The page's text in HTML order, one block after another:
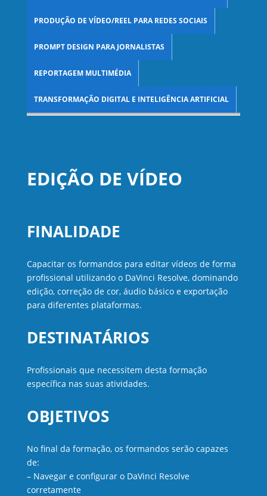
PRODUÇÃO DE VÍDEO/REEL PARA REDES SOCIAIS
PROMPT DESIGN PARA JORNALISTAS
REPORTAGEM MULTIMÉDIA
TRANSFORMAÇÃO DIGITAL E INTELIGÊNCIA ARTIFICIAL
EDIÇÃO DE VÍDEO
FINALIDADE
Capacitar os formandos para editar vídeos de forma
profissional utilizando o DaVinci Resolve, dominando
edição, correção de cor, áudio básico e exportação
para diferentes plataformas.
DESTINATÁRIOS
Profissionais que necessitem desta formação
específica nas suas atividades.
OBJETIVOS
No final da formação, os formandos serão capazes
de:
– Navegar e configurar o DaVinci Resolve
corretamente